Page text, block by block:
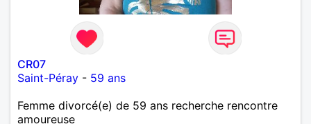
CR07
Saint-Péray - 59 ans
Femme divorcé(e) de 59 ans recherche rencontre
amoureuse